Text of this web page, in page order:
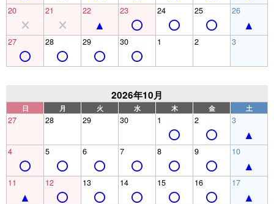
20 21 22 23 24 25 26
27 28 29 30 1 2 3
2026年10月
日 月 火 水 木 金 土
27 28 29 30 1 2 3
4 5 6 7 8 9 10
11 12 13 14 15 16 17